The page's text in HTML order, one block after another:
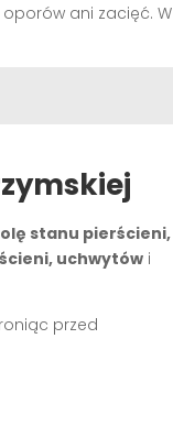
ani zacięć. W
stanu pierścieni,
uchwytów i
przed